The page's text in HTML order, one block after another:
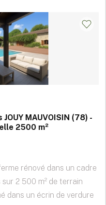
MAUVOISIN (78) -
2500 m²
rénové dans un cadre
2 500 m² de terrain
dans un écrin de verdure